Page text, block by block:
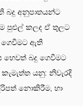
බදු අනුපාතයන්ට
පුළුල් කලද ඒ තුලට
ගෙවීමට ඇති
හෙවත් බදු ගෙවීමට
යනු: නිවැරදි
නොකිරීම, හා